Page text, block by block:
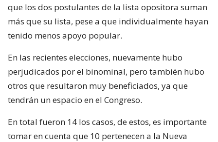
que los dos postulantes de la lista opositora suman
más que su lista, pese a que individualmente hayan
tenido menos apoyo popular.
En las recientes elecciones, nuevamente hubo
perjudicados por el binominal, pero también hubo
otros que resultaron muy beneficiados, ya que
tendrán un espacio en el Congreso.
En total fueron 14 los casos, de estos, es importante
tomar en cuenta que 10 pertenecen a la Nueva